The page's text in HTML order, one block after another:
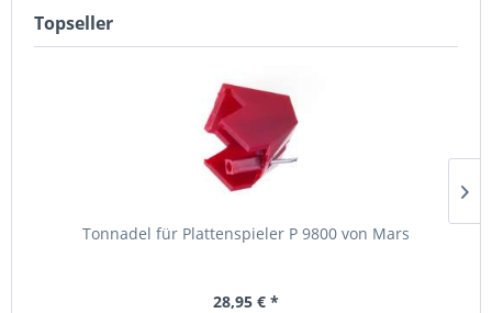
Topseller
Tonnadel für Plattenspieler P 9800 von Mars
28,95 € *